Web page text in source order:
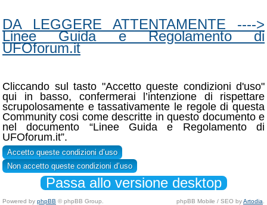
DA LEGGERE ATTENTAMENTE ---->
Linee Guida e Regolamento di
UFOforum.it
Cliccando sul tasto "Accetto queste condizioni d'uso"
qui in basso, confermerai l’intenzione di rispettare
scrupolosamente e tassativamente le regole di questa
Community cosi come descritte in questo documento e
nel documento “Linee Guida e Regolamento di
UFOforum.it”.
Passa allo versione desktop
Powered by phpBB © phpBB Group. phpBB Mobile / SEO byArtodia